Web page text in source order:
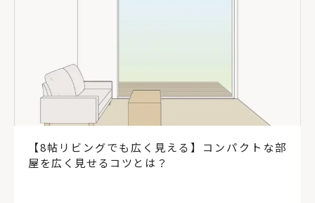
【8帖リビングでも広く見える】コンパクトな部
屋を広く見せるコツとは？